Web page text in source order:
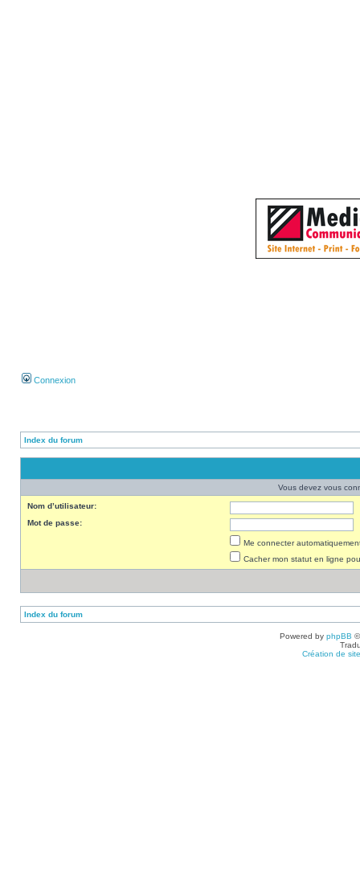
Connexion
Index du forum
Vous devez vous
Nom d’utilisateur:
Mot de passe:
Me connecter
Cacher mon statut en ligne
Index du forum
Powered by phpBB
Création de